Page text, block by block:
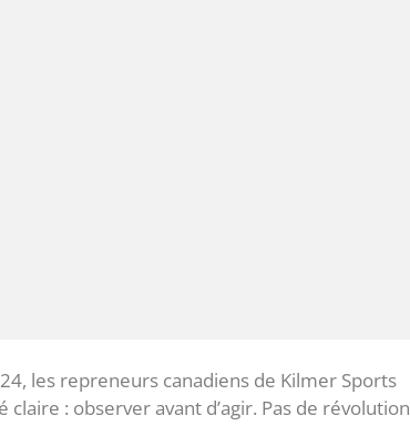
les repreneurs canadiens de Kilmer Sports
: observer avant d’agir. Pas de révolution